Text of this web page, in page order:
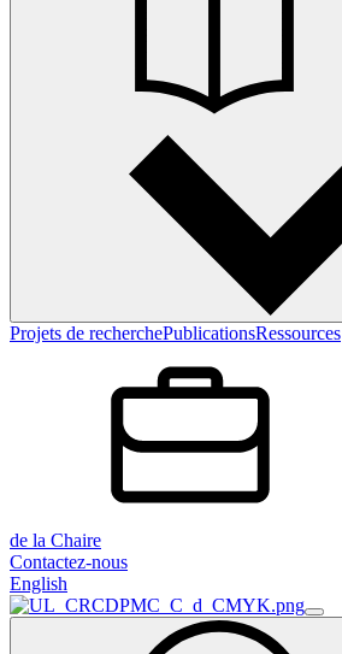
Projets de recherchePublicationsRessources
de la Chaire
Contactez-nous
English